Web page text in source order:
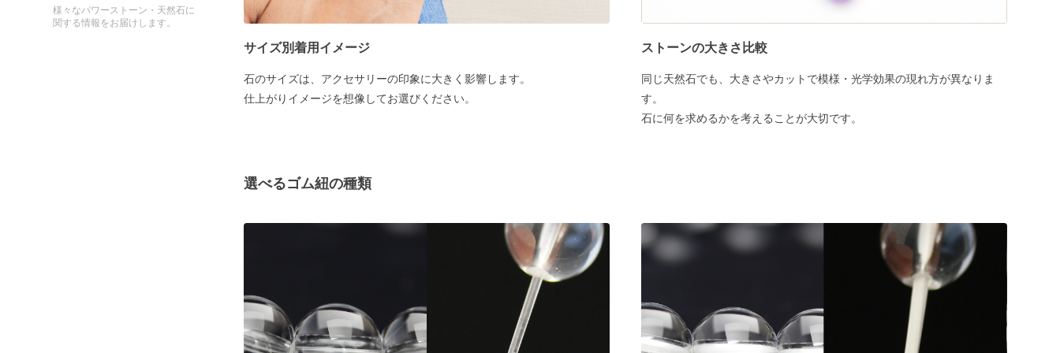
様々なパワーストーン・天然石に
関する情報をお届けします。
サイズ別着用イメージ
石のサイズは、アクセサリーの印象に大きく影響します。
仕上がりイメージを想像してお選びください。
ストーンの大きさ比較
同じ天然石でも、大きさやカットで模様・光学効果の現れ方が異なりま
す。
石に何を求めるかを考えることが大切です。
選べるゴム紐の種類